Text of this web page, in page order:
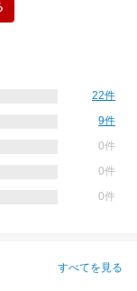
22件
9件
0件
0件
0件
すべてを見る